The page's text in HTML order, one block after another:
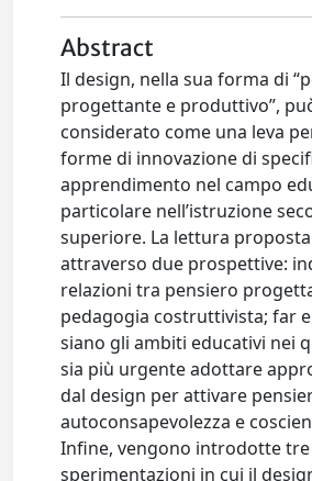
Abstract
Il design, nella sua forma di
progettante e produttivo”,
considerato come una leva
forme di innovazione di
apprendimento nel campo
particolare nell’istruzione
superiore. La lettura
attraverso due prospettive:
relazioni tra pensiero
pedagogia costruttivista; far
siano gli ambiti educativi nei
sia più urgente adottare
dal design per attivare
autoconsapevolezza e
Infine, vengono introdotte tre
sperimentazioni in cui il